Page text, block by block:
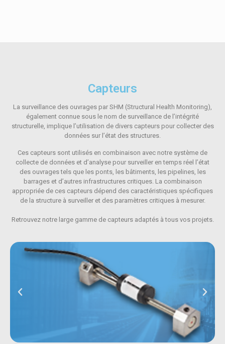
Capteurs
La surveillance des ouvrages par SHM (Structural Health Monitoring),
également connue sous le nom de surveillance de l’intégrité
structurelle, implique l’utilisation de divers capteurs pour collecter des
données sur l’état des structures.
Ces capteurs sont utilisés en combinaison avec notre système de
collecte de données et d’analyse pour surveiller en temps réel l’état
des ouvrages tels que les ponts, les bâtiments, les pipelines, les
barrages et d’autres infrastructures critiques. La combinaison
appropriée de ces capteurs dépend des caractéristiques spécifiques
de la structure à surveiller et des paramètres critiques à mesurer.
Retrouvez notre large gamme de capteurs adaptés à tous vos projets.